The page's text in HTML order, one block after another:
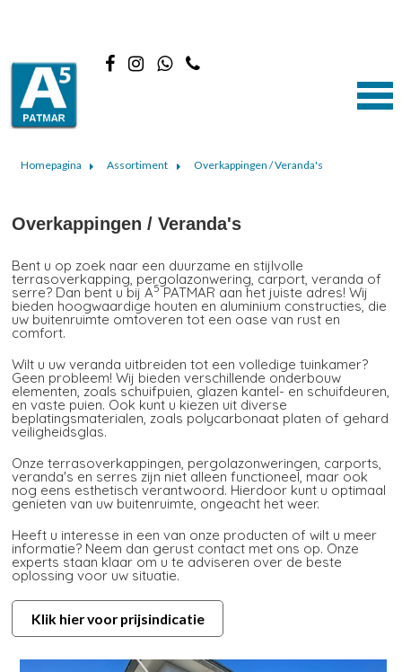
Homepagina Assortiment Overkappingen / Veranda's
Overkappingen / Veranda's
Bent u op zoek naar een duurzame en stijlvolle
terrasoverkapping, pergolazonwering, carport, veranda of
serre? Dan bent u bij A5PATMAR aan het juiste adres! Wij
bieden hoogwaardige houten en aluminium constructies, die
uw buitenruimte omtoveren tot een oase van rust en
comfort.
Wilt u uw veranda uitbreiden tot een volledige tuinkamer?
Geen probleem! Wij bieden verschillende onderbouw
elementen, zoals schuifpuien, glazen kantel- en schuifdeuren,
en vaste puien. Ook kunt u kiezen uit diverse
beplatingsmaterialen, zoals polycarbonaat platen of gehard
veiligheidsglas.
Onze terrasoverkappingen, pergolazonweringen, carports,
veranda's en serres zijn niet alleen functioneel, maar ook
nog eens esthetisch verantwoord. Hierdoor kunt u optimaal
genieten van uw buitenruimte, ongeacht het weer.
Heeft u interesse in een van onze producten of wilt u meer
informatie? Neem dan gerust contact met ons op. Onze
experts staan klaar om u te adviseren over de beste
oplossing voor uw situatie.
Klik hier voor prijsindicatie